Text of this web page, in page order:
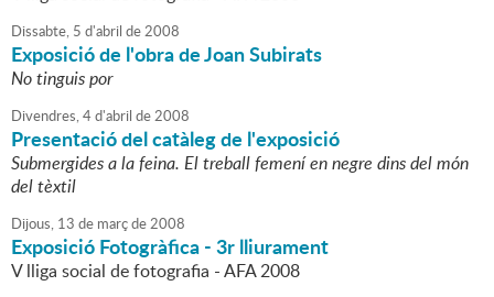
Dissabte, 5 d'abril de2008
Exposició de l'obra de Joan Subirats
No tinguis por
Divendres,4d'abril de2008
Presentació del catàleg de l'exposició
Submergides a la feina. El treball femení en negre dins del món
del tèxtil
Dijous, 13 de marçde2008
Exposició Fotogràfica - 3r lliurament
V lliga social de fotografia - AFA 2008